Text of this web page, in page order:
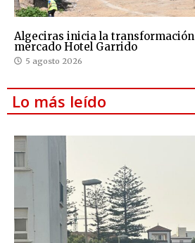
Algeciras inicia la
mercado Hotel Garrido
5 agosto 2026
Lo más leído